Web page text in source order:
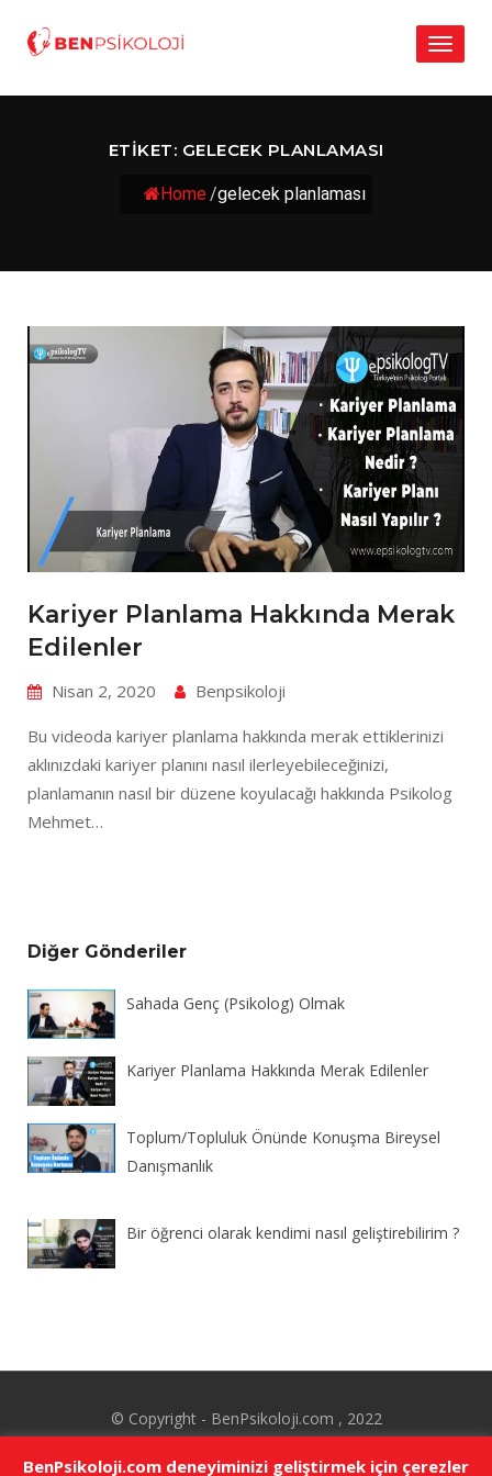
Toggle
ETIKET: GELECEK PLANLAMASI
Home/gelecek planlaması
Kariyer Planlama Hakkında Merak
Edilenler
Nisan 2, 2020 Benpsikoloji
Bu videoda kariyer planlama hakkında merak ettiklerinizi
aklınızdaki kariyer planını nasıl ilerleyebileceğinizi,
planlamanın nasıl bir düzene koyulacağı hakkında Psikolog
Mehmet…
Diğer Gönderiler
Sahada Genç (Psikolog) Olmak
Kariyer Planlama Hakkında Merak Edilenler
Toplum/Topluluk Önünde Konuşma Bireysel
Danışmanlık
Bir öğrenci olarak kendimi nasıl geliştirebilirim ?
© Copyright - BenPsikoloji.com , 2022
BenPsikoloji.com deneyiminizi geliştirmek için çerezler